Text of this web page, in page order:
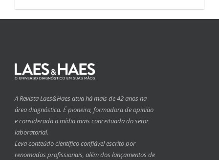
A Revista Laes&Haes atua há mais de 42 anos na
área diagnóstica. É pioneira, formadora de opinião
e considerada a mídia mais conceituada do setor
laboratorial.
Leva conteúdo científico confiável escrito por
renomados profissionais, além dos lançamentos de